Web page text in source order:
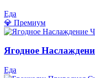
Еда
💎 Премиум
Ягодное
Еда